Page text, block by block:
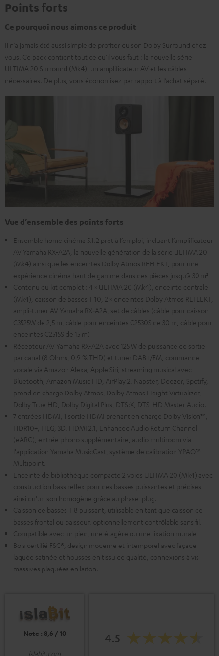
Points forts
Ce pourquoi nous aimons ce produit
Il n’a jamais été aussi simple de profiter du son Dolby Surround chez
vous. Ce pack contient tout ce qu’il vous faut : la nouvelle série
ULTIMA 20 Surround (Mk4), un amplificateur AV et les câbles
nécessaires. De plus, vous économisez par rapport à l’achat séparé.
Vue d’ensemble des points forts
Ensemble home cinéma 5.1.2 prêt à l’emploi, incluant l’amplificateur
AV Yamaha RX‑A2A, la nouvelle génération de la série ULTIMA 20
(Mk4) ainsi que les enceintes Dolby Atmos REFLEKT, pour une
expérience cinéma haut de gamme dans des pièces jusqu’à 30 m²
Contenu du kit complet : 4 × ULTIMA 20 (Mk4), enceinte centrale
(Mk4), caisson de basses T 10, 2 × enceintes Dolby Atmos REFLEKT,
ampli‑tuner AV Yamaha RX‑A2A, set de câbles (câble pour caisson
C3525W de 2,5 m, câble pour enceintes C2530S de 30 m, câble pour
enceintes C2515S de 15 m)
Récepteur AV Yamaha RX-A2A avec 125 W de puissance de sortie
par canal (8 Ohms, 0,9 % THD) et tuner DAB+/FM, commande
vocale via Amazon Alexa, Apple Siri, streaming musical avec
Bluetooth, Amazon Music HD, AirPlay 2, Napster, Deezer, Spotify,
prend en charge Dolby Atmos, Dolby Atmos Height Virtualizer,
Dolby True HD, Dolby Digital Plus, DTS:X, DTS-HD Master Audio.
7 entrées HDMI, 1 sortie HDMI prenant en charge Dolby Vision™,
HDR10+, HLG, 3D, HDMI 2.1, Enhanced Audio Return Channel
(eARC), entrée phono supplémentaire, audio multiroom via
l'application Yamaha MusicCast, système de calibration YPAO™
Multipoint.
Enceinte de bibliothèque compacte 2 voies ULTIMA 20 (Mk4) avec
construction bass reflex pour des basses puissantes et précises
ainsi qu'un son homogène grâce au phase-plug.
Caisson de basses T 8 puissant, utilisable en tant que caisson de
basses frontal ou baisseur, optionnellement contrôlable sans fil.
Compatible avec un pied, une étagère ou une fixation murale
Bois certifié FSC®, design moderne et intemporel avec façade
laquée satinée et housses en tissu de qualité, connexions à vis
massives plaquées en laiton.
Note : 8,6 / 10
islabit.com
4.5